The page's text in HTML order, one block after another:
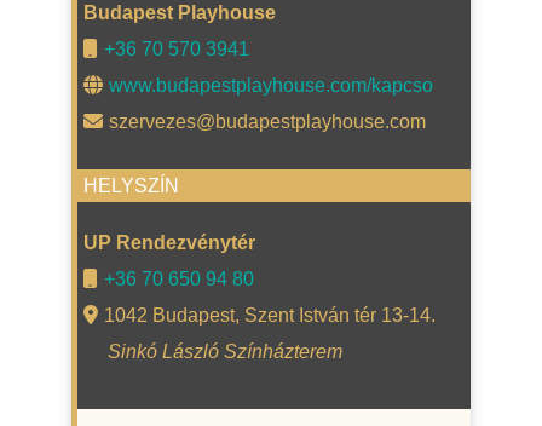
Budapest Playhouse
+36 70 570 3941
www.budapestplayhouse.com/kapcso
szervezes@budapestplayhouse.com
HELYSZÍN
UP Rendezvénytér
+36 70 650 94 80
1042 Budapest, Szent István tér 13-14.
Sinkó László Színházterem